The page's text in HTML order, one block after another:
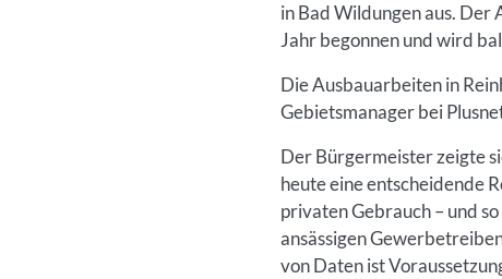
in Bad Wildungen aus.
Jahr begonnen und wird
Die Ausbauarbeiten in
Gebietsmanager bei
Der Bürgermeister zeigte
heute eine entscheidende
privaten Gebrauch – und
ansässigen
von Daten ist